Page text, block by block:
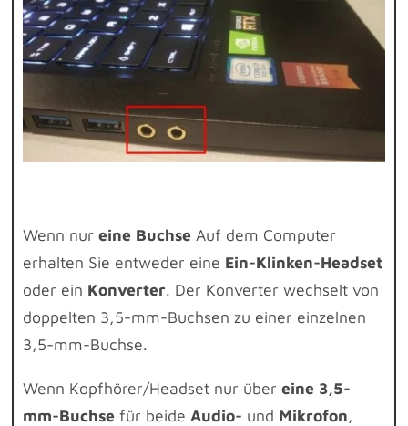
Wenn nureine Buchse Auf dem Computer
erhalten Sie entweder eine Ein-Klinken-Headset
oder ein Konverter. Der Konverter wechselt von
doppelten 3,5-mm-Buchsen zu einer einzelnen
3,5-mm-Buchse.
Wenn Kopfhörer/Headset nur übereine 3,5-
mm-Buchse für beideAudio- und Mikrofon,